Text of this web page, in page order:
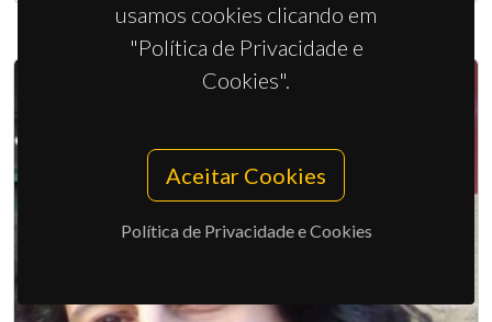
usamos cookies clicando em
"Política de Privacidade e
Cookies".
Aceitar Cookies
Política de Privacidade e Cookies